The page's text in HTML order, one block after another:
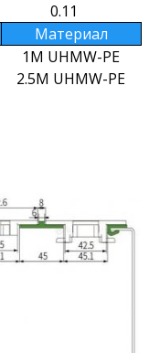
0.11
Материал
1M UHMW-PE
2.5M UHMW-PE